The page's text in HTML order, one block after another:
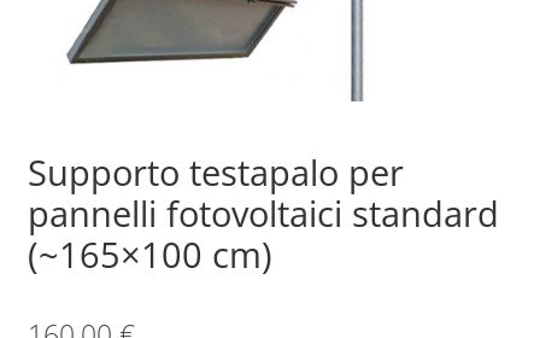
Supporto testapalo per
pannelli fotovoltaici standard
(~165×100 cm)